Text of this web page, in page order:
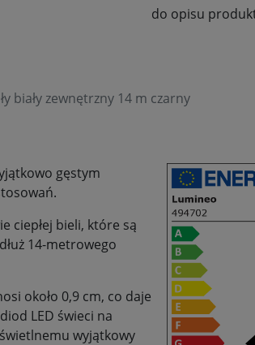
do opisu
biały zewnętrzny 14 m czarny
gęstym
ciepłej bieli, które są
14-metrowego
około 0,9 cm, co daje
LED świeci na
wyjątkowy